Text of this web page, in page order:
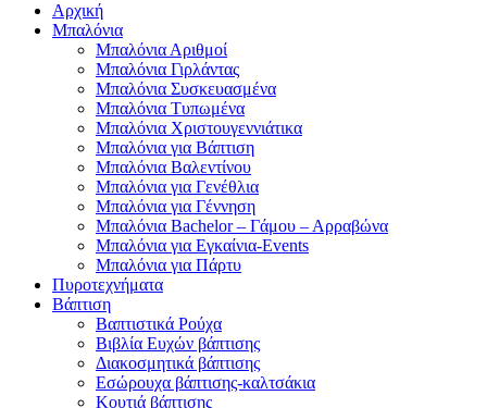
Αρχική
Μπαλόνια
Μπαλόνια Αριθμοί
Μπαλόνια Γιρλάντας
Μπαλόνια Συσκευασμένα
Μπαλόνια Τυπωμένα
Μπαλόνια Χριστουγεννιάτικα
Μπαλόνια για Βάπτιση
Μπαλόνια Βαλεντίνου
Μπαλόνια για Γενέθλια
Μπαλόνια για Γέννηση
Μπαλόνια Bachelor – Γάμου – Αρραβώνα
Μπαλόνια για Εγκαίνια-Events
Μπαλόνια για Πάρτυ
Πυροτεχνήματα
Βάπτιση
Βαπτιστικά Ρούχα
Βιβλία Ευχών βάπτισης
Διακοσμητικά βάπτισης
Εσώρουχα βάπτισης-καλτσάκια
Κουτιά βάπτισης